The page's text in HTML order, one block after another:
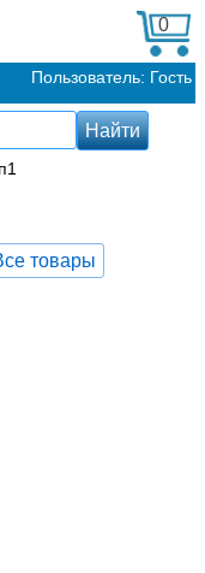
0
Пользователь: Гость
товары